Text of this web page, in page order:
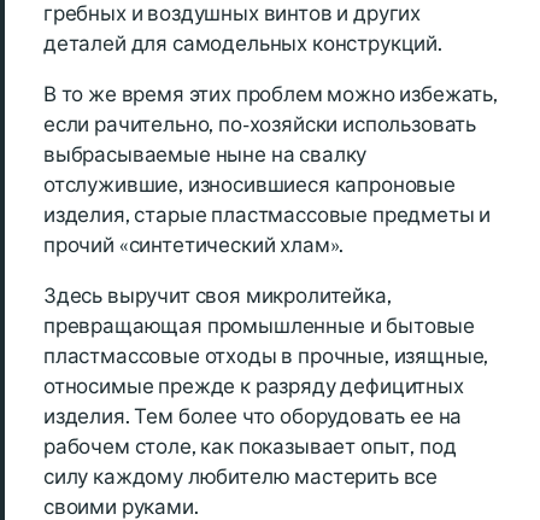
гребных и воздушных винтов и других
деталей для самодельных конструкций.
В то же время этих проблем можно избежать,
если рачительно, по-хозяйски использовать
выбрасываемые ныне на свалку
отслужившие, износившиеся капроновые
изделия, старые пластмассовые предметы и
прочий «синтетический хлам».
Здесь выручит своя микролитейка,
превращающая промышленные и бытовые
пластмассовые отходы в прочные, изящные,
относимые прежде к разряду дефицитных
изделия. Тем более что оборудовать ее на
рабочем столе, как показывает опыт, под
силу каждому любителю мастерить все
своими руками.